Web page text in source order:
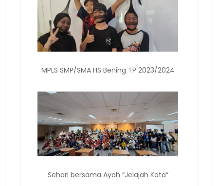
MPLS SMP/SMA HS Bening TP 2023/2024
Sehari bersama Ayah “Jelajah Kota”